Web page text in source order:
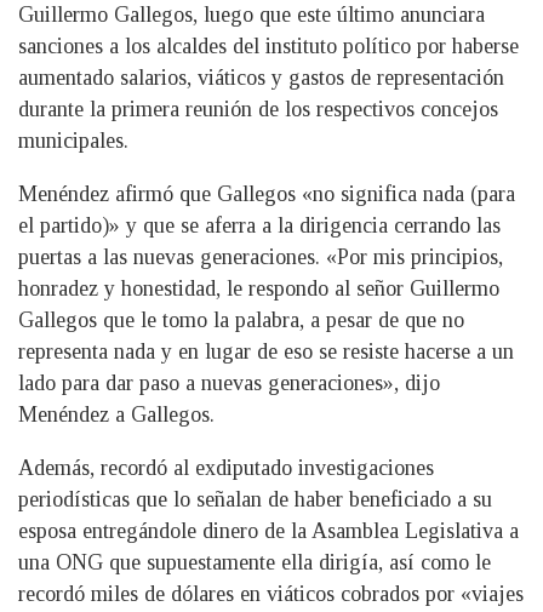
Guillermo Gallegos, luego que este último anunciara
sanciones a los alcaldes del instituto político por haberse
aumentado salarios, viáticos y gastos de representación
durante la primera reunión de los respectivos concejos
municipales.
Menéndez afirmó que Gallegos «no significa nada (para
el partido)» y que se aferra a la dirigencia cerrando las
puertas a las nuevas generaciones. «Por mis principios,
honradez y honestidad, le respondo al señor Guillermo
Gallegos que le tomo la palabra, a pesar de que no
representa nada y en lugar de eso se resiste hacerse a un
lado para dar paso a nuevas generaciones», dijo
Menéndez a Gallegos.
Además, recordó al exdiputado investigaciones
periodísticas que lo señalan de haber beneficiado a su
esposa entregándole dinero de la Asamblea Legislativa a
una ONG que supuestamente ella dirigía, así como le
recordó miles de dólares en viáticos cobrados por «viajes